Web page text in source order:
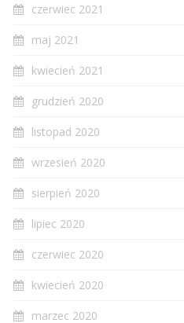
czerwiec 2021
maj 2021
kwiecień 2021
grudzień 2020
listopad 2020
wrzesień 2020
sierpień 2020
lipiec 2020
czerwiec 2020
kwiecień 2020
marzec 2020